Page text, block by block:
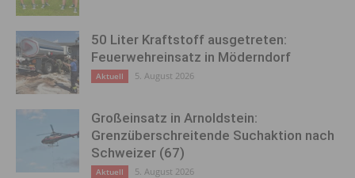
50 Liter Kraftstoff ausgetreten:
Feuerwehreinsatz in Möderndorf
Aktuell 5. August 2026
Großeinsatz in Arnoldstein:
Grenzüberschreitende Suchaktion nach
Schweizer (67)
Aktuell 5. August 2026